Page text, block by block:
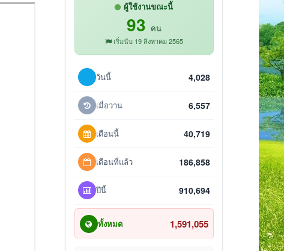
ผู้ใช้งานขณะนี้
93 คน
เริ่มนับ 19 สิงหาคม 2565
วันนี้ 4,028
เมื่อวาน 6,557
เดือนนี้ 40,719
เดือนที่แล้ว 186,858
ปีนี้ 910,694
ทั้งหมด 1,591,055